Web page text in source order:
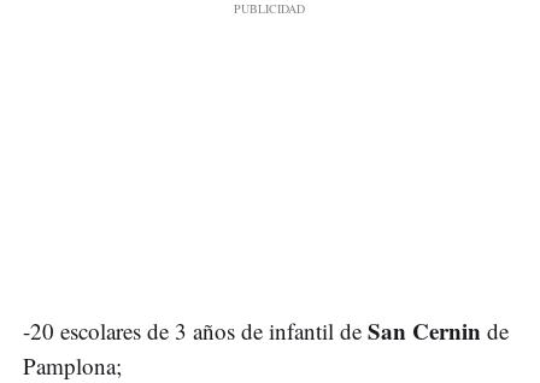
-20 escolares de 3 años de infantil de San Cernin de
Pamplona;